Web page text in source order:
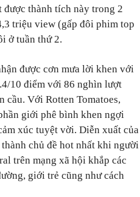
được thành tích này trong 2
triệu view (gấp đôi phim top
ở tuần thứ 2.
được cơn mưa lời khen với
10 điểm với 86 nghìn lượt
cầu. Với Rotten Tomatoes,
giới phê bình khen ngợi
xúc tuyệt vời. Diễn xuất của
chủ đề hot nhất khi người
trên mạng xã hội khắp các
giới trẻ cũng như cách